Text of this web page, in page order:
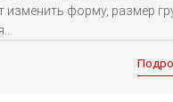
изменить форму, размер